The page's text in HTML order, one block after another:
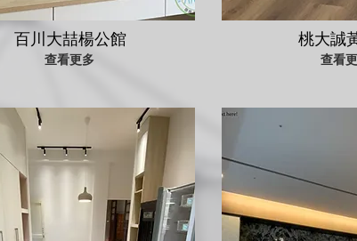
百川大喆楊公館
查看更多
桃大誠
查看